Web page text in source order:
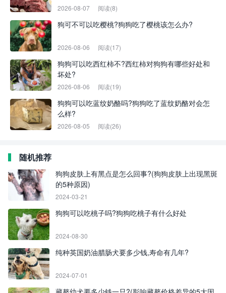
2026-08-07 阅读(8)
狗可不可以吃樱桃?狗狗吃了樱桃该怎么办?
2026-08-06 阅读(17)
狗狗可以吃西红柿不?西红柿对狗狗有哪些好处和
坏处?
2026-08-06 阅读(19)
狗狗可以吃蓝纹奶酪吗?狗狗吃了蓝纹奶酪对会怎
么样?
2026-08-05 阅读(26)
随机推荐
狗狗皮肤上有黑点是怎么回事?(狗狗皮肤上出现黑斑
的5种原因)
2024-03-21
狗狗可以吃桃子吗?狗狗吃桃子有什么好处
2024-08-30
纯种英国奶油腊肠犬要多少钱,寿命有几年?
2024-07-01